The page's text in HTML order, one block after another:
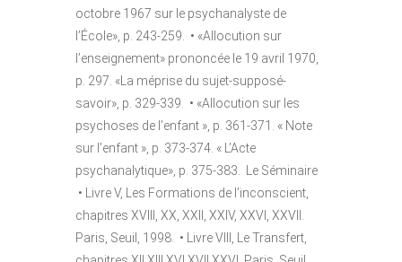
octobre 1967 sur le psychanalyste de
l’École», p. 243-259. • «Allocution sur
l’enseignement» prononcée le 19 avril 1970,
p. 297. «La méprise du sujet-supposé-
savoir», p. 329-339. • «Allocution sur les
psychoses de l’enfant », p. 361-371. « Note
sur l’enfant », p. 373-374. « L’Acte
psychanalytique», p. 375-383. Le Séminaire
• Livre V, Les Formations de l’inconscient,
chapitres XVIII, XX, XXII, XXIV, XXVI, XXVII.
Paris, Seuil, 1998. • Livre VIII, Le Transfert,